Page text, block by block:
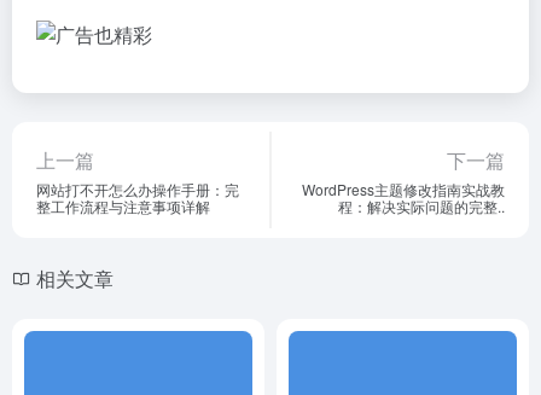
上一篇
网站打不开怎么办操作手册：完
整工作流程与注意事项详解
下一篇
WordPress主题修改指南实战教
程：解决实际问题的完整..
相关文章